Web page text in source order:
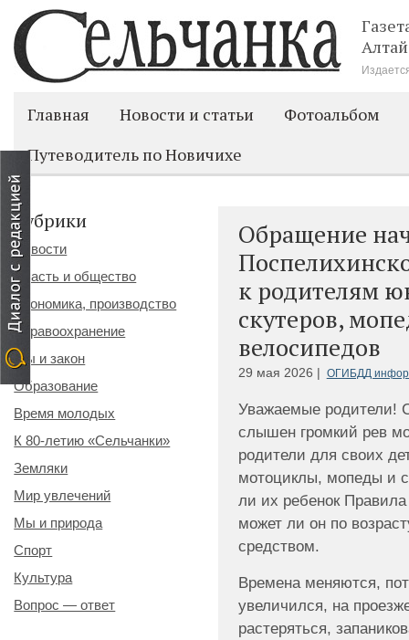
Главная Новости и статьи
Фотоальбом
Путеводитель по Новичихе
Обращение
к родителям
скутеров,
велосипедов
29 мая 2026 | ОГИБДД
Уважаемые родители!
слышен громкий рев
родители для своих
мотоциклы, мопеды и
ли их ребенок
может ли он по
средством.
Времена меняются,
увеличился, на
растеряться,
Рубрики
Новости
Власть и общество
Экономика, производство
Здравоохранение
Мы и закон
Образование
Время молодых
К 80-летию «Сельчанки»
Земляки
Мир увлечений
Мы и природа
Спорт
Культура
Вопрос — ответ